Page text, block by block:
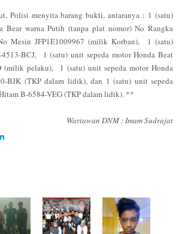
Polisi menyita barang bukti, antaranya : 1 (satu)
Bear warna Putih (tanpa plat nomor) No Rangka
Mesin JFP1E1009967 (milik Korban), 1 (satu)
4513-BCJ, 1 (satu) unit sepeda motor Honda Beat
(milik pelaku), 1 (satu) unit sepeda motor Honda
BJK (TKP dalam lidik), dan 1 (satu) unit sepeda
B-6584-VEG (TKP dalam lidik). **
Wartawan DNM : Imam Sudrajat